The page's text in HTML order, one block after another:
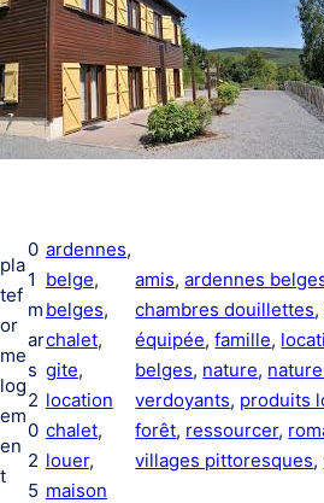
pla
tef
or
me
log
em
en
t
0
1
m
ar
s
2
0
2
5
ardennes
belge
belges
chalet
gite
location
chalet
louer
maison
amis, ardennes
chambres douillettes,
équipée, famille,
belges, nature,
verdoyants, produits
forêt, ressourcer,
villages pittoresques,